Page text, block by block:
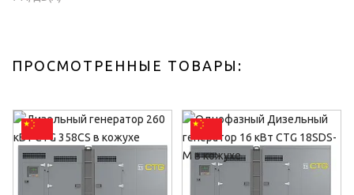
ПРОСМОТРЕННЫЕ ТОВАРЫ: